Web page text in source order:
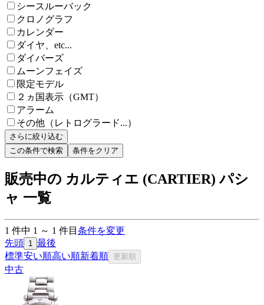
シースルーバック
クロノグラフ
カレンダー
ダイヤ、etc...
ダイバーズ
ムーンフェイズ
限定モデル
２ヵ国表示（GMT）
アラーム
その他（レトログラード...）
さらに絞り込む
この条件で検索
条件をクリア
販売中の カルティエ (CARTIER) パシ
ャ 一覧
1 件中 1 ～ 1 件目 条件を変更
先頭 1
最後
標準安い順高い順新着順 更新順
中古